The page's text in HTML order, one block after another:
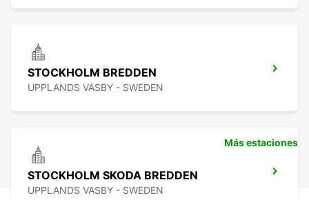
STOCKHOLM BREDDEN
UPPLANDS VASBY - SWEDEN
STOCKHOLM SKODA BREDDEN
UPPLANDS VASBY - SWEDEN
Más estaciones